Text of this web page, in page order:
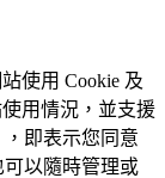
使用 Cookie 及
用情況，並支援
即表示您同意
以隨時管理或